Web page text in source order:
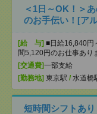
＜1日～OK！＞
のお手伝い！[ア
[給 与] ■日給16,840
間5,120円のお仕事あり
[交通費]一部支給
[勤務地] 東京駅 / 水道橋
短時間シフトあ